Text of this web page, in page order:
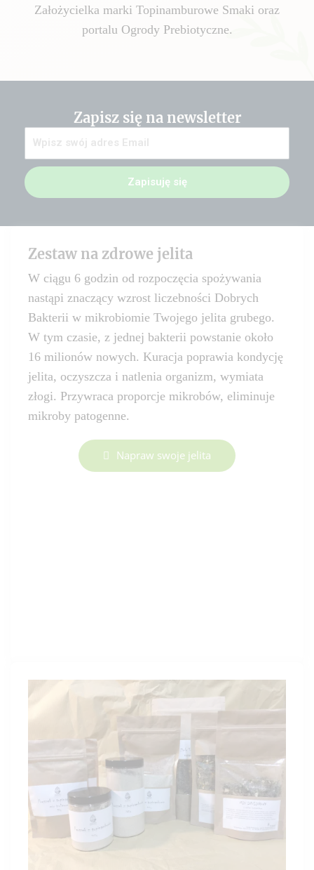
Założycielka marki Topinamburowe Smaki oraz
portalu Ogrody Prebiotyczne.
Zapisz się na newsletter
Zapisuję się
Zestaw na zdrowe jelita
W ciągu 6 godzin od rozpoczęcia spożywania
nastąpi znaczący wzrost liczebności Dobrych
Bakterii w mikrobiomie Twojego jelita grubego.
W tym czasie, z jednej bakterii powstanie około
16 milionów nowych. Kuracja poprawia kondycję
jelita, oczyszcza i natlenia organizm, wymiata
złogi. Przywraca proporcje mikrobów, eliminuje
mikroby patogenne.
Napraw swoje jelita